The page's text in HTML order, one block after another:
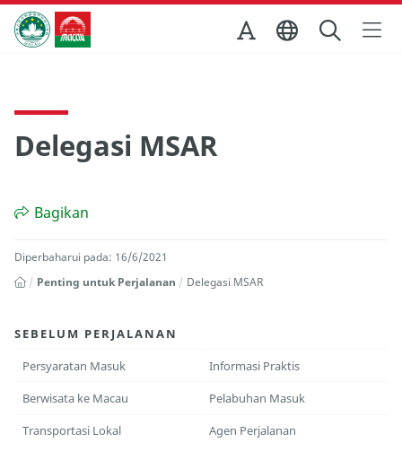
Skip to Main Content
Kantor Pariwisata Pemerintah Macau
Delegasi MSAR
Bagikan
Diperbaharui pada: 16/6/2021
Penting untuk Perjalanan
Delegasi MSAR
SEBELUM PERJALANAN
Persyaratan Masuk
Informasi Praktis
Berwisata ke Macau Pelabuhan Masuk
Transportasi Lokal Agen Perjalanan